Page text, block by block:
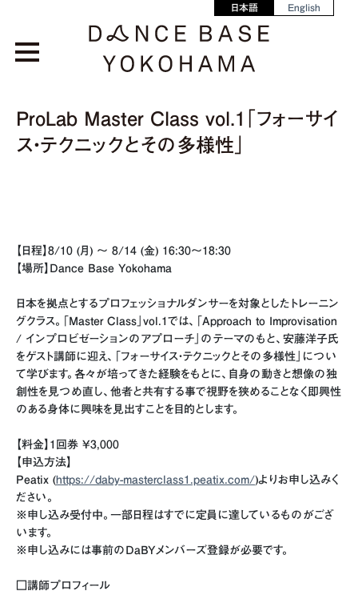
日本語 English
ProLab Master Class vol.1「フォーサイ
ス・テクニックとその多様性」
【日程】8/10 (月) 〜 8/14 (金) 16:30〜18:30
【場所】Dance Base Yokohama
日本を拠点とするプロフェッショナルダンサーを対象としたトレーニン
グクラス。「Master Class」vol.1では、「Approach to Improvisation
/ インプロビゼーションのアプローチ」のテーマのもと、安藤洋子氏
をゲスト講師に迎え、「フォーサイス・テクニックとその多様性」につい
て学びます。各々が培ってきた経験をもとに、自身の動きと想像の独
創性を見つめ直し、他者と共有する事で視野を狭めることなく即興性
のある身体に興味を見出すことを目的とします。
【料金】1回券 ¥3,000
【申込方法】
Peatix (https://daby-masterclass1.peatix.com/)よりお申し込みく
ださい。
※申し込み受付中。一部日程はすでに定員に達しているものがござ
います。
※申し込みには事前のDaBYメンバーズ登録が必要です。
□講師プロフィール